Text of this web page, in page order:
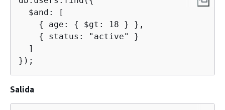
  $and: [
{
age: {
$gt: 18 } },
{
status: "active" }
  ]
});
Salida